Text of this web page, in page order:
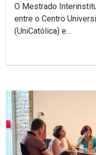
O Mestrado
entre o Centro
(UniCatólica) e...